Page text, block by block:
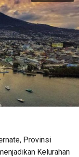
Provinsi
Kelurahan